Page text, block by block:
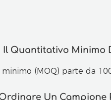
Il Quantitativo Minimo
minimo (MOQ) parte da
Un Campione